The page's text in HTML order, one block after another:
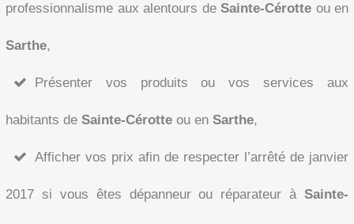
professionnalisme aux alentours de Sainte-Cérotte ou en
Sarthe,
Présenter vos produits ou vos services aux
habitants de Sainte-Cérotte ou en Sarthe,
Afficher vos prix afin de respecter l’arrêté de janvier
2017 si vous êtes dépanneur ou réparateur à Sainte-